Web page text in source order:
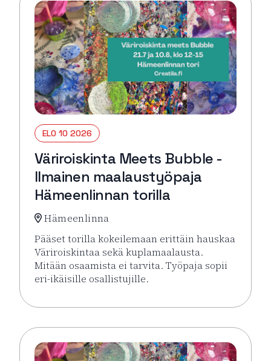
ELO 10 2026
Väriroiskinta Meets Bubble -
Ilmainen maalaustyöpaja
Hämeenlinnan torilla
Hämeenlinna
Pääset torilla kokeilemaan erittäin hauskaa
Väriroiskintaa sekä kuplamaalausta.
Mitään osaamista ei tarvita. Työpaja sopii
eri-ikäisille osallistujille.
Lue lisää tapahtumasta Väriroiskinta Meets